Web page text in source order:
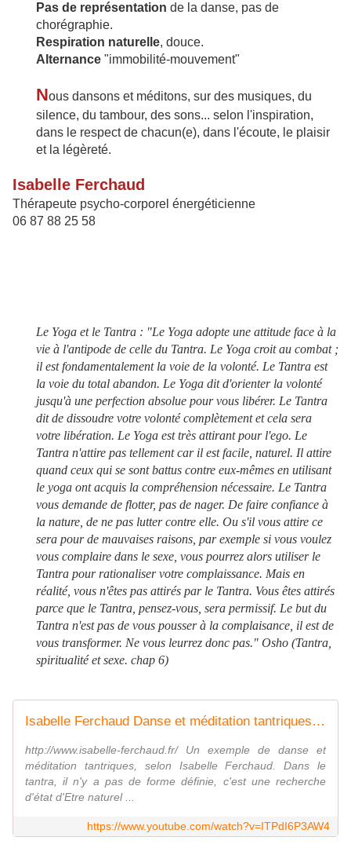
Pas de représentation de la danse, pas de
chorégraphie.
Respiration naturelle, douce.
Alternance "immobilité-mouvement"
Nous dansons et méditons, sur des musiques, du
silence, du tambour, des sons... selon l'inspiration,
dans le respect de chacun(e), dans l'écoute, le plaisir
et la légèreté.
Isabelle Ferchaud
Thérapeute psycho-corporel énergéticienne
06 87 88 25 58
Le Yoga et le Tantra : "Le Yoga adopte une attitude face à la
vie à l'antipode de celle du Tantra. Le Yoga croit au combat ;
il est fondamentalement la voie de la volonté. Le Tantra est
la voie du total abandon. Le Yoga dit d'orienter la volonté
jusqu'à une perfection absolue pour vous libérer. Le Tantra
dit de dissoudre votre volonté complètement et cela sera
votre libération. Le Yoga est très attirant pour l'ego. Le
Tantra n'attire pas tellement car il est facile, naturel. Il attire
quand ceux qui se sont battus contre eux-mêmes en utilisant
le yoga ont acquis la compréhension nécessaire. Le Tantra
vous demande de flotter, pas de nager. De faire confiance à
la nature, de ne pas lutter contre elle. Ou s'il vous attire ce
sera pour de mauvaises raisons, par exemple si vous voulez
vous complaire dans le sexe, vous pourrez alors utiliser le
Tantra pour rationaliser votre complaissance. Mais en
réalité, vous n'êtes pas attirés par le Tantra. Vous êtes attirés
parce que le Tantra, pensez-vous, sera permissif. Le but du
Tantra n'est pas de vous pousser à la complaisance, il est de
vous transformer. Ne vous leurrez donc pas." Osho (Tantra,
spiritualité et sexe. chap 6)
Isabelle Ferchaud Danse et méditation tantriques 2013
http://www.isabelle-ferchaud.fr/ Un exemple de danse et
méditation tantriques, selon Isabelle Ferchaud. Dans le
tantra, il n'y a pas de forme définie, c'est une recherche
d'état d'Etre naturel ...
https://www.youtube.com/watch?v=ITPdI6P3AW4